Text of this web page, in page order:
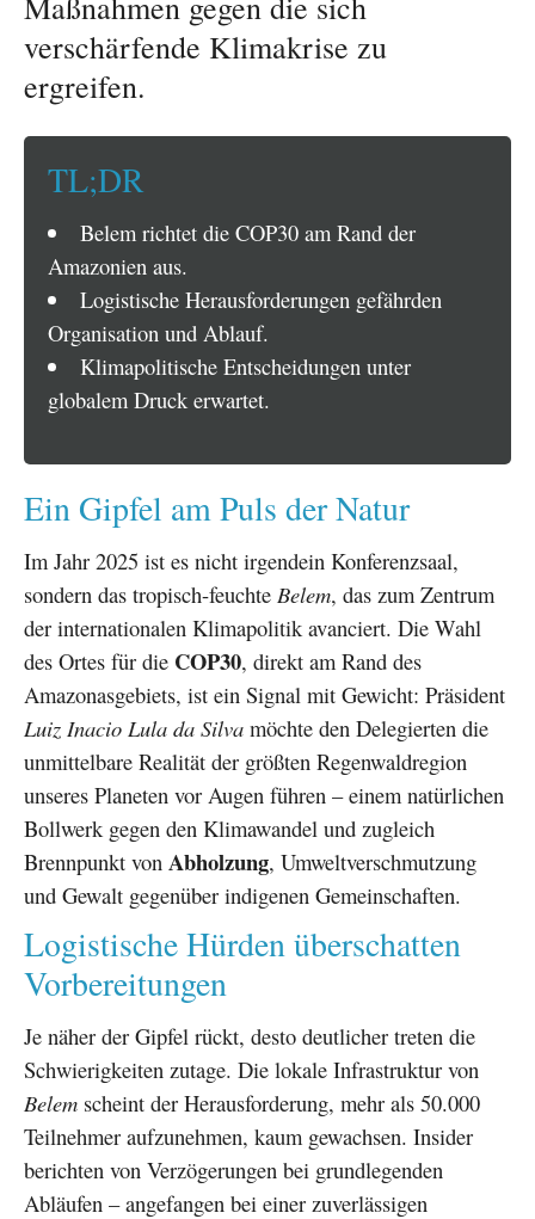
verschärfende Klimakrise zu
ergreifen.
TL;DR
Belem richtet die COP30 am Rand der
Amazonien aus.
Logistische Herausforderungen gefährden
Organisation und Ablauf.
Klimapolitische Entscheidungen unter
globalem Druck erwartet.
Ein Gipfel am Puls der Natur
Im Jahr 2025 ist es nicht irgendein Konferenzsaal,
sondern das tropisch-feuchte Belem, das zum Zentrum
der internationalen Klimapolitik avanciert. Die Wahl
des Ortes für die COP30, direkt am Rand des
Amazonasgebiets, ist ein Signal mit Gewicht: Präsident
Luiz Inacio Lula da Silva möchte den Delegierten die
unmittelbare Realität der größten Regenwaldregion
unseres Planeten vor Augen führen – einem natürlichen
Bollwerk gegen den Klimawandel und zugleich
Brennpunkt von Abholzung, Umweltverschmutzung
und Gewalt gegenüber indigenen Gemeinschaften.
Logistische Hürden überschatten
Vorbereitungen
Je näher der Gipfel rückt, desto deutlicher treten die
Schwierigkeiten zutage. Die lokale Infrastruktur von
Belem scheint der Herausforderung, mehr als 50.000
Teilnehmer aufzunehmen, kaum gewachsen. Insider
berichten von Verzögerungen bei grundlegenden
Abläufen – angefangen bei einer zuverlässigen